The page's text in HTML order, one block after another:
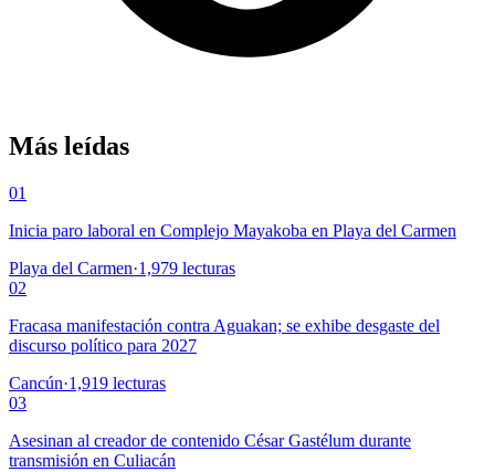
Más leídas
01
Inicia paro laboral en Complejo Mayakoba en Playa del Carmen
Playa del Carmen·1,979 lecturas
02
Fracasa manifestación contra Aguakan; se exhibe desgaste del
discurso político para 2027
Cancún·1,919 lecturas
03
Asesinan al creador de contenido César Gastélum durante
transmisión en Culiacán